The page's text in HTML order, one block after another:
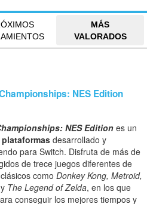
MÁS
VALORADOS
NES Edition
NES Edition es un
desarrollado y
para Switch. Disfruta de más de
de trece juegos diferentes de
como Donkey Kong, Metroid,
y The Legend of Zelda, en los que
conseguir los mejores tiempos y